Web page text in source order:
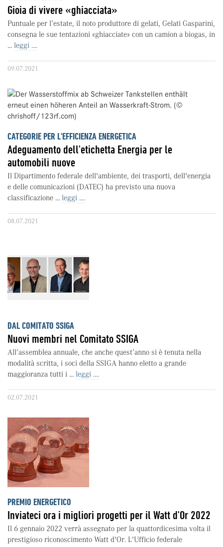
Gioia di vivere «ghiacciata»
Puntuale per l’estate, il noto produttore di gelati, Gelati Gasparini,
consegna le sue tentazioni «ghiacciate» con un camion a biogas, in
... leggi ....
09.07.2021
CATEGORIE PER L'EFFICIENZA ENERGETICA
Adeguamento dell'etichetta Energia per le
automobili nuove
Il Dipartimento federale dell'ambiente, dei trasporti, dell'energia
e delle comunicazioni (DATEC) ha previsto una nuova
classificazione ... leggi ....
08.07.2021
DAL COMITATO SSIGA
Nuovi membri nel Comitato SSIGA
All’assemblea annuale, che anche quest’anno si è tenuta nella
modalità scritta, i soci della SSIGA hanno eletto a grande
maggioranza tutti i ... leggi ....
02.07.2021
PREMIO ENERGETICO
Inviateci ora i migliori progetti per il Watt d'Or 2022
Il 6 gennaio 2022 verrà assegnato per la quattordicesima volta il
prestigioso riconoscimento Watt d'Or. L'Ufficio federale